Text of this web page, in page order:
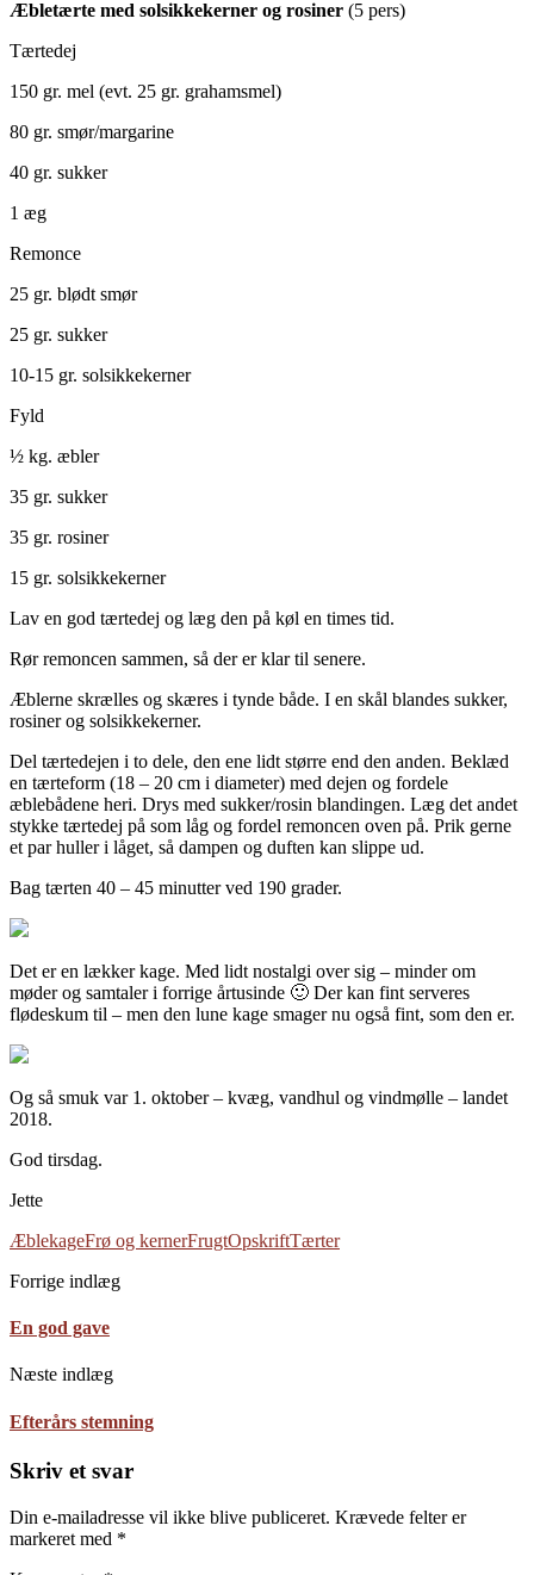
Æbletærte med solsikkekerner og rosiner (5 pers)
Tærtedej
150 gr. mel (evt. 25 gr. grahamsmel)
80 gr. smør/margarine
40 gr. sukker
1 æg
Remonce
25 gr. blødt smør
25 gr. sukker
10-15 gr. solsikkekerner
Fyld
½ kg. æbler
35 gr. sukker
35 gr. rosiner
15 gr. solsikkekerner
Lav en god tærtedej og læg den på køl en times tid.
Rør remoncen sammen, så der er klar til senere.
Æblerne skrælles og skæres i tynde både. I en skål blandes sukker,
rosiner og solsikkekerner.
Del tærtedejen i to dele, den ene lidt større end den anden. Beklæd
en tærteform (18 – 20 cm i diameter) med dejen og fordele
æblebådene heri. Drys med sukker/rosin blandingen. Læg det andet
stykke tærtedej på som låg og fordel remoncen oven på. Prik gerne
et par huller i låget, så dampen og duften kan slippe ud.
Bag tærten 40 – 45 minutter ved 190 grader.
Det er en lækker kage. Med lidt nostalgi over sig – minder om
møder og samtaler i forrige årtusinde 🙂 Der kan fint serveres
flødeskum til – men den lune kage smager nu også fint, som den er.
Og så smuk var 1. oktober – kvæg, vandhul og vindmølle – landet
2018.
God tirsdag.
Jette
ÆblekageFrø og kernerFrugtOpskriftTærter
Forrige indlæg
En god gave
Næste indlæg
Efterårs stemning
Skriv et svar
Din e-mailadresse vil ikke blive publiceret. Krævede felter er
markeret med *